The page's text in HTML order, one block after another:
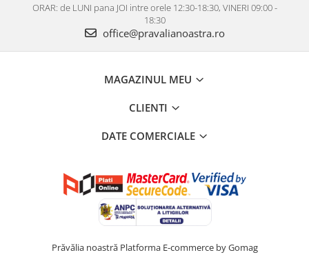
ORAR: de LUNI pana JOI intre orele 12:30-18:30, VINERI 09:00 -
18:30
office@pravalianoastra.ro
MAGAZINUL MEU
CLIENTI
DATE COMERCIALE
Prăvălia noastră Platforma E-commerce by Gomag